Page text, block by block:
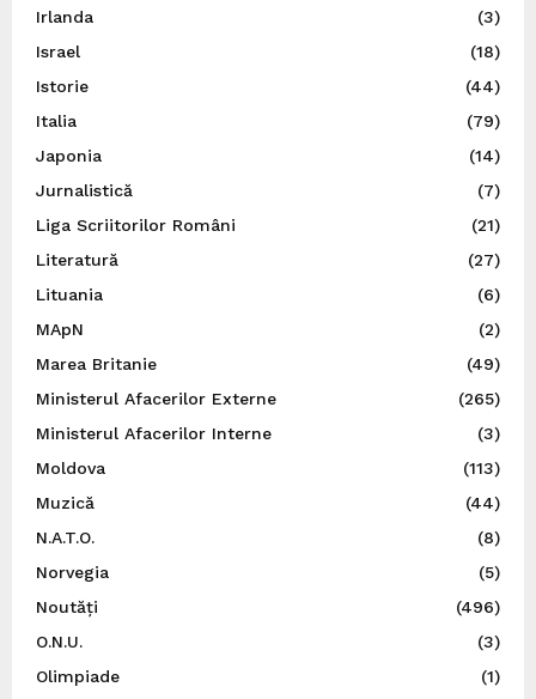
Irlanda
(3)
Israel
(18)
Istorie
(44)
Italia
(79)
Japonia
(14)
Jurnalistică
(7)
Liga Scriitorilor Români
(21)
Literatură
(27)
Lituania
(6)
MApN
(2)
Marea Britanie
(49)
Ministerul Afacerilor Externe
(265)
Ministerul Afacerilor Interne
(3)
Moldova
(113)
Muzică
(44)
N.A.T.O.
(8)
Norvegia
(5)
Noutăți
(496)
O.N.U.
(3)
Olimpiade
(1)